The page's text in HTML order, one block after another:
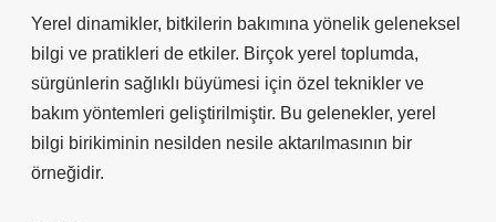
Yerel dinamikler, bitkilerin bakımına yönelik geleneksel
bilgi ve pratikleri de etkiler. Birçok yerel toplumda,
sürgünlerin sağlıklı büyümesi için özel teknikler ve
bakım yöntemleri geliştirilmiştir. Bu gelenekler, yerel
bilgi birikiminin nesilden nesile aktarılmasının bir
örneğidir.